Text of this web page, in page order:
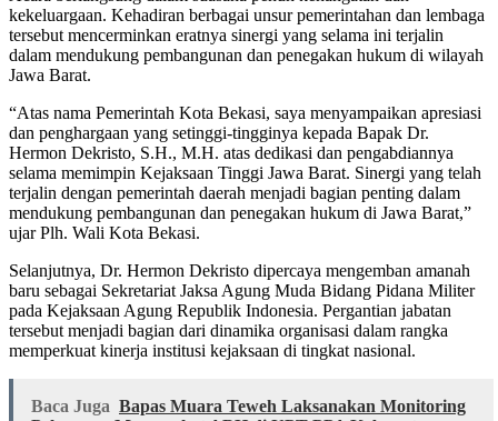
kekeluargaan. Kehadiran berbagai unsur pemerintahan dan lembaga
tersebut mencerminkan eratnya sinergi yang selama ini terjalin
dalam mendukung pembangunan dan penegakan hukum di wilayah
Jawa Barat.
“Atas nama Pemerintah Kota Bekasi, saya menyampaikan apresiasi
dan penghargaan yang setinggi-tingginya kepada Bapak Dr.
Hermon Dekristo, S.H., M.H. atas dedikasi dan pengabdiannya
selama memimpin Kejaksaan Tinggi Jawa Barat. Sinergi yang telah
terjalin dengan pemerintah daerah menjadi bagian penting dalam
mendukung pembangunan dan penegakan hukum di Jawa Barat,”
ujar Plh. Wali Kota Bekasi.
Selanjutnya, Dr. Hermon Dekristo dipercaya mengemban amanah
baru sebagai Sekretariat Jaksa Agung Muda Bidang Pidana Militer
pada Kejaksaan Agung Republik Indonesia. Pergantian jabatan
tersebut menjadi bagian dari dinamika organisasi dalam rangka
memperkuat kinerja institusi kejaksaan di tingkat nasional.
Baca Juga Bapas Muara Teweh Laksanakan Monitoring